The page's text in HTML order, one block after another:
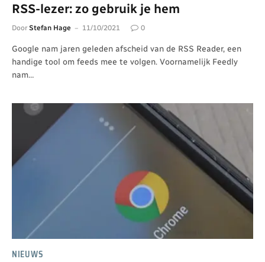
RSS-lezer: zo gebruik je hem
Door Stefan Hage 11/10/2021 0
Google nam jaren geleden afscheid van de RSS Reader, een
handige tool om feeds mee te volgen. Voornamelijk Feedly
nam…
NIEUWS